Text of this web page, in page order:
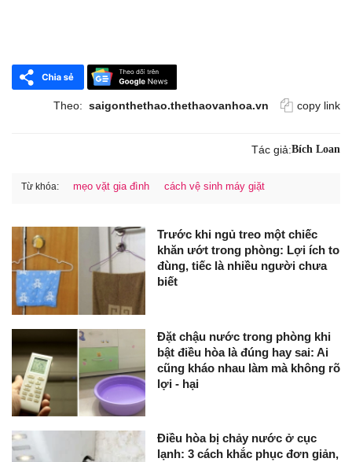
Theo: saigonthethao.thethaovanhoa.vn copy link
Tác giả:Bích Loan
Từ khóa: mẹo vặt gia đình cách vệ sinh máy giặt
Trước khi ngủ treo một chiếc
khăn ướt trong phòng: Lợi ích to
đùng, tiếc là nhiều người chưa
biết
Đặt chậu nước trong phòng khi
bật điều hòa là đúng hay sai: Ai
cũng kháo nhau làm mà không rõ
lợi - hại
Điều hòa bị chảy nước ở cục
lạnh: 3 cách khắc phục đơn giản,